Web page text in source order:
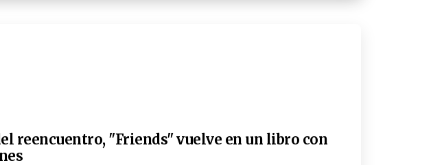
reencuentro, "Friends" vuelve en un libro con